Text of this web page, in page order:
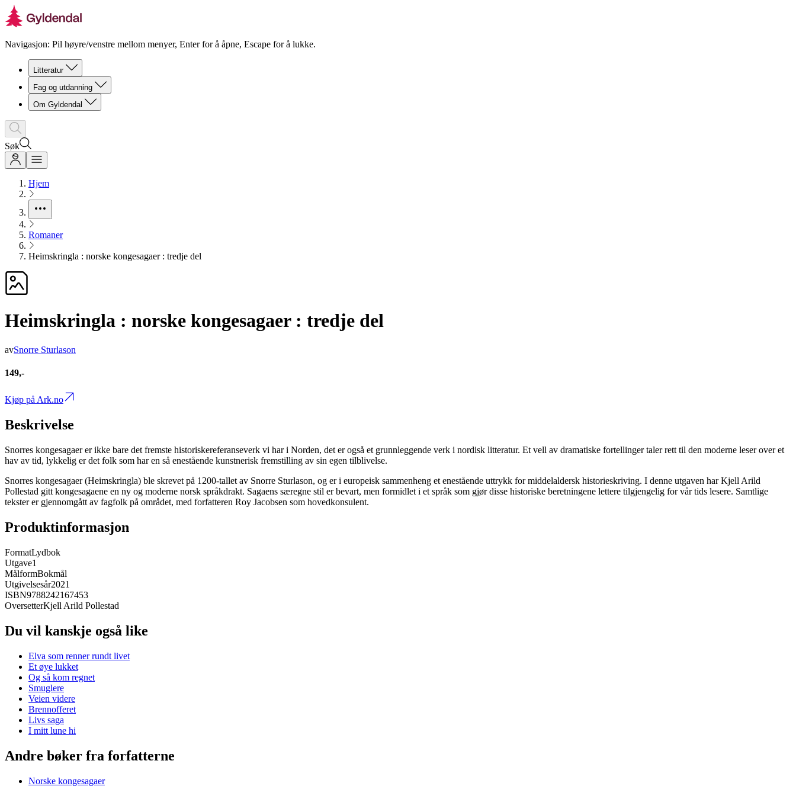
Navigasjon: Pil høyre/venstre mellom menyer, Enter for å åpne, Escape for å lukke.
Litteratur
Fag og utdanning
Om Gyldendal
Søk
Hjem
Romaner
Heimskringla : norske kongesagaer : tredje del
Heimskringla : norske kongesagaer : tredje del
avSnorre Sturlason
149,-
Kjøp på Ark.no
Beskrivelse
Snorres kongesagaer er ikke bare det fremste historiskereferanseverk vi har i Norden, det er også et grunnleggende verk i nordisk litteratur. Et vell av dramatiske fortellinger taler rett til den moderne leser over et
hav av tid, lykkelig er det folk som har en så enestående kunstnerisk fremstilling av sin egen tilblivelse.
Snorres kongesagaer (Heimskringla) ble skrevet på 1200-tallet av Snorre Sturlason, og er i europeisk sammenheng et enestående uttrykk for middelaldersk historieskriving. I denne utgaven har Kjell Arild
Pollestad gitt kongesagaene en ny og moderne norsk språkdrakt. Sagaens særegne stil er bevart, men formidlet i et språk som gjør disse historiske beretningene lettere tilgjengelig for vår tids lesere. Samtlige
tekster er gjennomgått av fagfolk på området, med forfatteren Roy Jacobsen som hovedkonsulent.
Produktinformasjon
FormatLydbok
Utgave1
MålformBokmål
Utgivelsesår2021
ISBN9788242167453
OversetterKjell Arild Pollestad
Du vil kanskje også like
Elva som renner rundt livet
Et øye lukket
Og så kom regnet
Smuglere
Veien videre
Brennofferet
Livs saga
I mitt lune hi
Andre bøker fra forfatterne
Norske kongesagaer